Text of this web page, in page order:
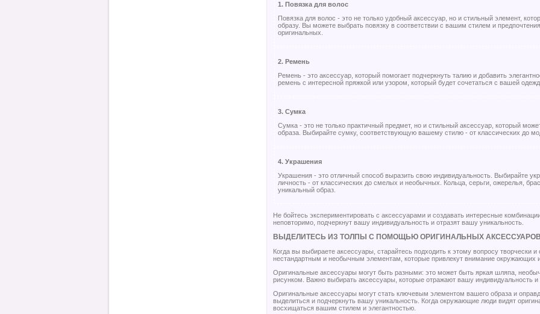
1. Повязка для волос
Повязка для волос - это не только удобный аксессуар, но и стильный элемент,
образу. Вы можете выбрать повязку в соответствии с вашим стилем и
оригинальных.
2. Ремень
Ремень - это аксессуар, который помогает подчеркнуть талию и добавить
ремень с интересной пряжкой или узором, который будет сочетаться с вашей
3. Сумка
Сумка - это не только практичный предмет, но и стильный аксессуар, который
образа. Выбирайте сумку, соответствующую вашему стилю - от классических до
4. Украшения
Украшения - это отличный способ выразить свою индивидуальность. Выбирайте
личность - от классических до смелых и необычных. Кольца, серьги, ожерелья,
уникальный образ.
Не бойтесь экспериментировать с аксессуарами и создавать интересные
неповторимо, подчеркнут вашу индивидуальность и отразят вашу уникальность.
ВЫДЕЛИТЕСЬ ИЗ ТОЛПЫ С ПОМОЩЬЮ ОРИГИНАЛЬНЫХ
Когда вы выбираете аксессуары, старайтесь подходить к этому вопросу творчески
нестандартным и необычным элементам, которые привлекут внимание окружающих
Оригинальные аксессуары могут быть разными: это может быть яркая шляпа,
рисунком. Важно выбирать аксессуары, которые отражают вашу индивидуальность
Оригинальные аксессуары могут стать ключевым элементом вашего образа и
выделиться и подчеркнуть вашу уникальность. Когда окружающие люди видят
восхищаться вашим стилем и элегантностью.